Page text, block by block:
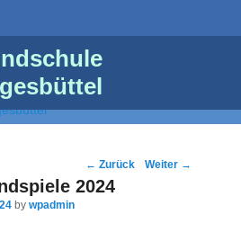
Post
navigation
← Zurück Weiter →
2024
by wpadmin